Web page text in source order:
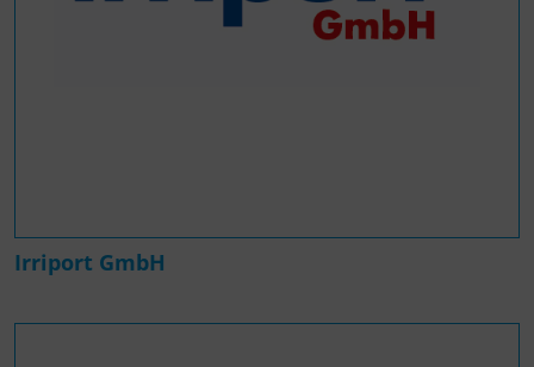
Irriport GmbH